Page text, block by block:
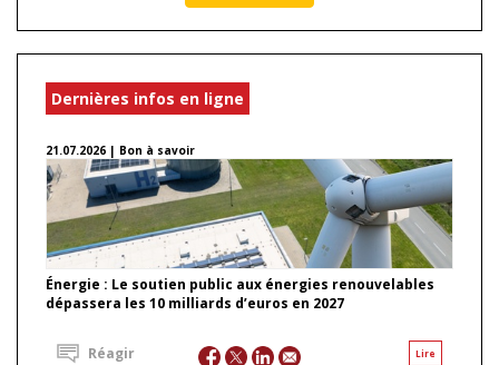
Dernières infos en ligne
21.07.2026 | Bon à savoir
Énergie : Le soutien public aux énergies renouvelables
dépassera les 10 milliards d’euros en 2027
Lire
Réagir